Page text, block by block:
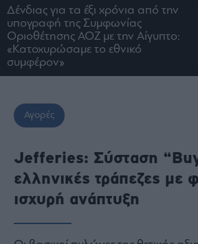
Ειδήσεις
Οικονομία
Business
Ναυτιλία
Real
Ενέργεια
Πολιτική
Πολιτισμός
Κοινωνία
Δένδιας για τα έξι χρόνια από την
υπογραφή της Συμφωνίας
Οριοθέτησης ΑΟΖ με την Αίγυπτο:
«Κατοχυρώσαμε το εθνικό
συμφέρον»
Αγορές
Jefferies: Σύσταση
ελληνικές τράπεζες με
ισχυρή ανάπτυξη